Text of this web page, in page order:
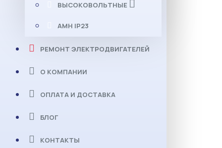
ВЫСОКОВОЛЬТНЫЕ
АМН IP23
РЕМОНТ ЭЛЕКТРОДВИГАТЕЛЕЙ
О КОМПАНИИ
ОПЛАТА И ДОСТАВКА
БЛОГ
КОНТАКТЫ